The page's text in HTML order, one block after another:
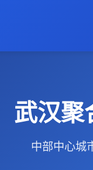
武汉聚
中部中心城